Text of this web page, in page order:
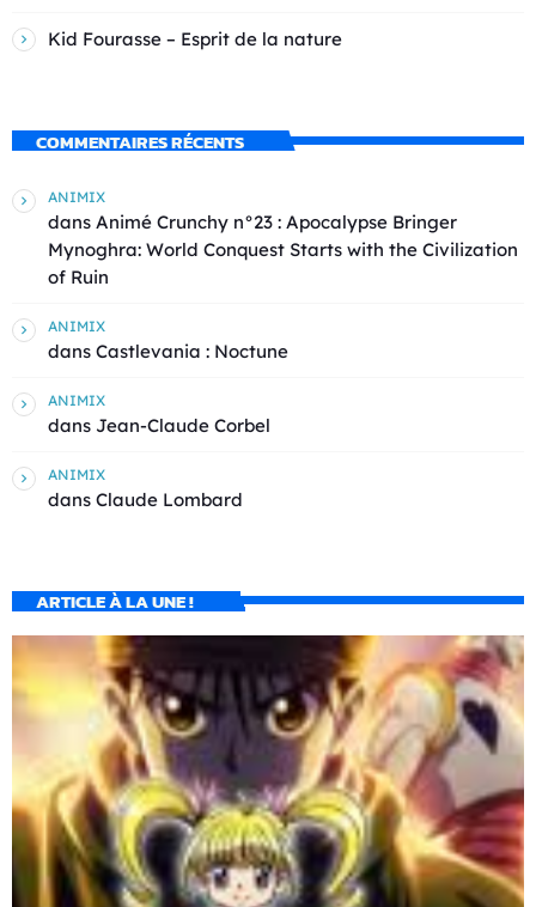
Kid Fourasse – Esprit de la nature
COMMENTAIRES RÉCENTS
ANIMIX
dans Animé Crunchy n°23 : Apocalypse Bringer
Mynoghra: World Conquest Starts with the Civilization
of Ruin
ANIMIX
dans Castlevania : Noctune
ANIMIX
dans Jean-Claude Corbel
ANIMIX
dans Claude Lombard
ARTICLE À LA UNE !